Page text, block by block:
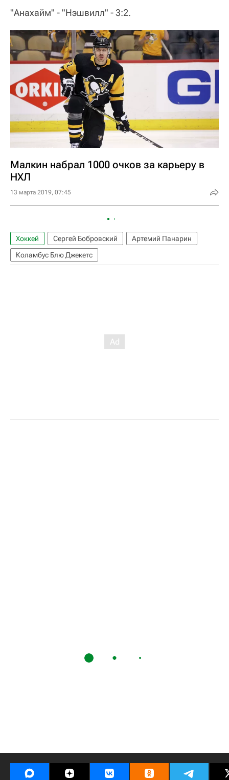
"Анахайм" - "Нэшвилл" - 3:2.
Малкин набрал 1000 очков за карьеру в
НХЛ
13 марта 2019, 07:45
Хоккей Сергей Бобровский
Артемий Панарин
Коламбус Блю Джекетс